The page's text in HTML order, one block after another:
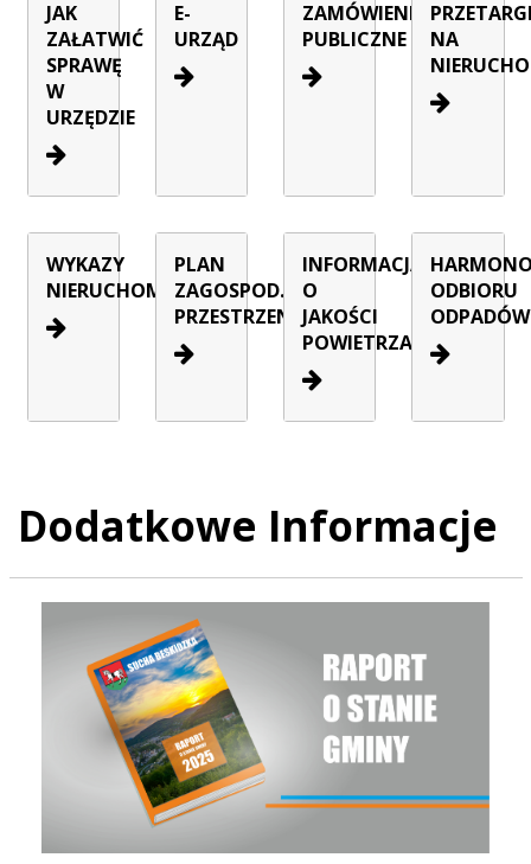
JAK
ZAŁATWIĆ
SPRAWĘ
W
URZĘDZIE
E-
URZĄD
ZAMÓWIENIA
PUBLICZNE
NA
WYKAZY
NIERUCHOMOŚCI
PLAN
ZAGOSPOD.
PRZESTRZENNEGO
INFORMACJA
O
JAKOŚCI
POWIETRZA
ODBIORU
ODPADÓW
Dodatkowe Informacje